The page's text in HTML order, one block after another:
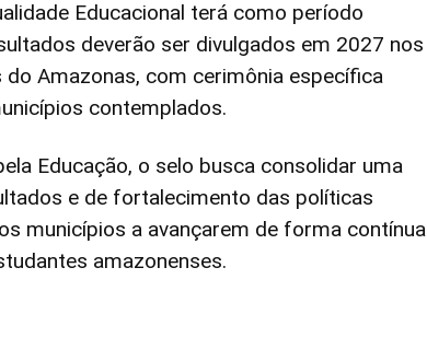
Educacional terá como período
deverão ser divulgados em 2027 nos
Amazonas, com cerimônia específica
contemplados.
Educação, o selo busca consolidar uma
e de fortalecimento das políticas
municípios a avançarem de forma contínua
amazonenses.